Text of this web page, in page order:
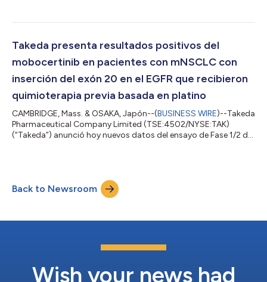
Oncología Clínica (ASCO), del 3 al 7 de junio en Chicago
Hematología (EHA), del 9 al 12 de junio en Viena, Austria. Las
investigaciones más recientes de Takeda en el camp...
Takeda presenta resultados positivos del
mobocertinib en pacientes con mNSCLC con
inserción del exón 20 en el EGFR que recibieron
quimioterapia previa basada en platino
CAMBRIDGE, Mass. & OSAKA, Japón--(BUSINESS WIRE)--Takeda
Pharmaceutical Company Limited (TSE:4502/NYSE:TAK)
(“Takeda”) anunció hoy nuevos datos del ensayo de Fase 1/2 del
de crecimiento epidérmico (EGFR) con tratamiento previo, que
se presentarán como sesión oral de última hora en la
Conferencia Mundial sobre el Cáncer de Pulm...
Back to Newsroom
Wish your news had